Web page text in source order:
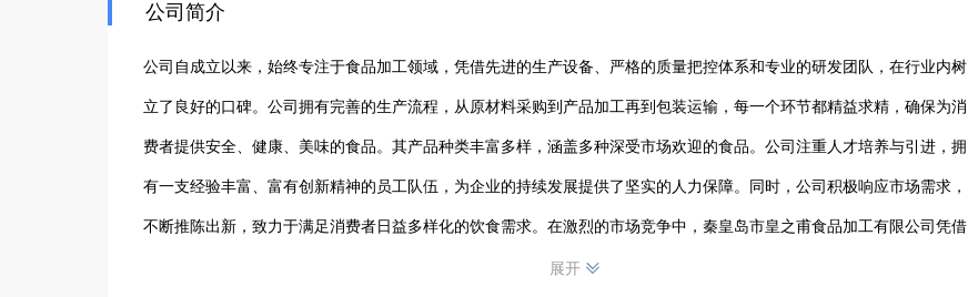
公司简介
公司自成立以来，始终专注于食品加工领域，凭借先进的生产设备、严格的质量把控体系和专业的研发团队，在行业内树
立了良好的口碑。公司拥有完善的生产流程，从原材料采购到产品加工再到包装运输，每一个环节都精益求精，确保为消
费者提供安全、健康、美味的食品。其产品种类丰富多样，涵盖多种深受市场欢迎的食品。公司注重人才培养与引进，拥
有一支经验丰富、富有创新精神的员工队伍，为企业的持续发展提供了坚实的人力保障。同时，公司积极响应市场需求，
不断推陈出新，致力于满足消费者日益多样化的饮食需求。在激烈的市场竞争中，秦皇岛市皇之甫食品加工有限公司凭借
自身的优势，不断发展壮大，产品不仅畅销国内市场，还赢得了众多客户的信赖与好评，正朝着更高的目标稳步迈进。
展开